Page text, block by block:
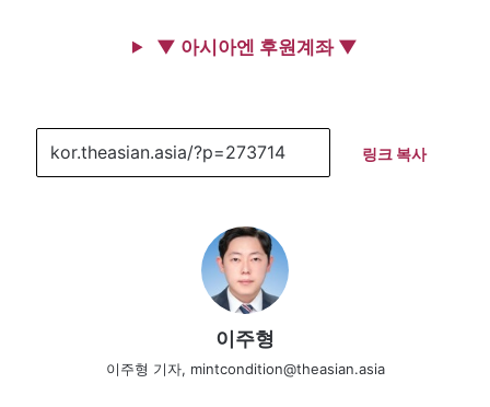
▼ 아시아엔 후원계좌 ▼
링크 복사
이주형
이주형 기자, mintcondition@theasian.asia